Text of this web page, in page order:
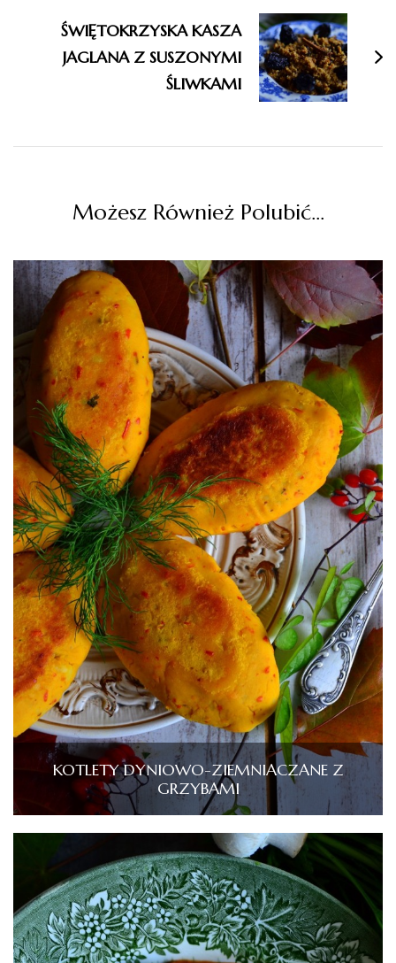
ŚWIĘTOKRZYSKA KASZA
JAGLANA Z SUSZONYMI
ŚLIWKAMI
Możesz Również Polubić…
KOTLETY DYNIOWO-ZIEMNIACZANE Z
GRZYBAMI